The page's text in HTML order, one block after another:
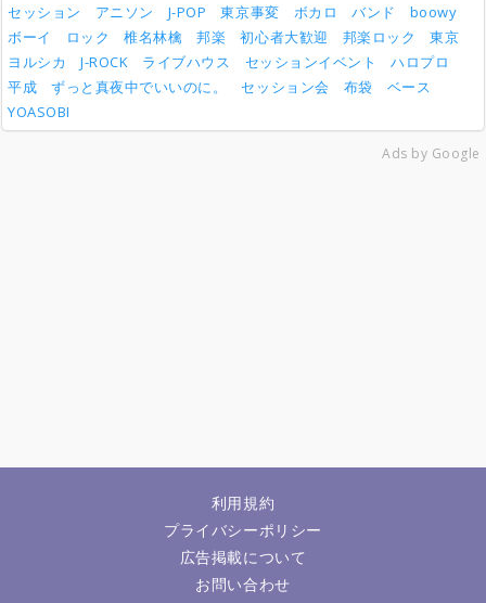
セッション アニソン J-POP 東京事変 ボカロ バンド
boowy
ボーイ
ロック 椎名林檎 邦楽 初心者大歓迎 邦楽ロック
東京
ヨルシカ
J-ROCK ライブハウス セッションイベント
ハロプロ
平成
ずっと真夜中でいいのに。 セッション会 布袋
ベース
YOASOBI
Ads by Google
利用規約
プライバシーポリシー
広告掲載について
お問い合わせ